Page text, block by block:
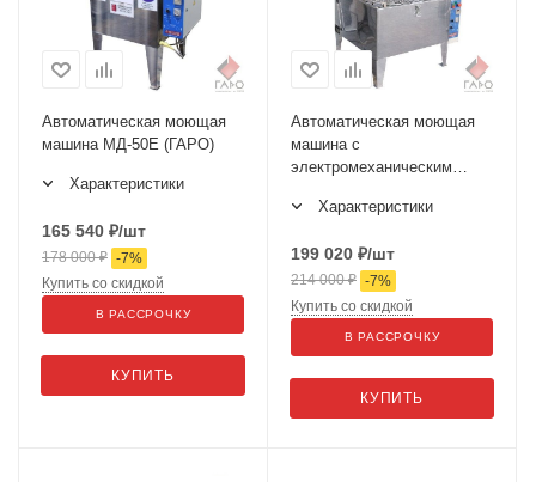
Автоматическая моющая
машина МД-50Е (ГАРО)
Характеристики
165 540 ₽/шт
178 000₽ -7%
КУПИТЬ
Купить со скидкой
В РАССРОЧКУ
Автоматическая моющая
машина с
электромеханическим
МД-60ЕХарактеристики
199 020 ₽/шт
214 000₽ -7%
КУПИТЬ
Купить со скидкой
В РАССРОЧКУ